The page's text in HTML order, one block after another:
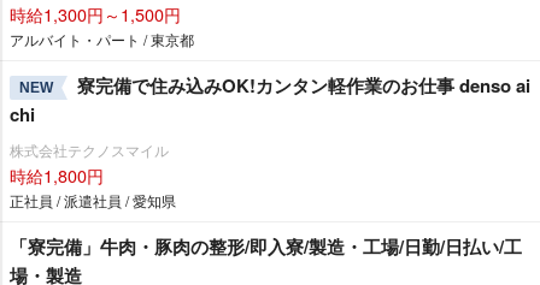
時給1,300円～1,500円
アルバイト・パート / 東京都
NEW
寮完備で住み込みOK!カンタン軽作業のお仕事 denso ai
chi
株式会社テクノスマイル
時給1,800円
正社員 / 派遣社員 / 愛知県
「寮完備」牛肉・豚肉の整形/即入寮/製造・工場/日勤/日払い/工
場・製造